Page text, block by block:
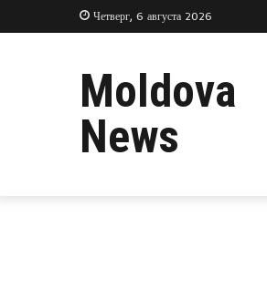
Четверг, 6 августа 2026
Moldova
News